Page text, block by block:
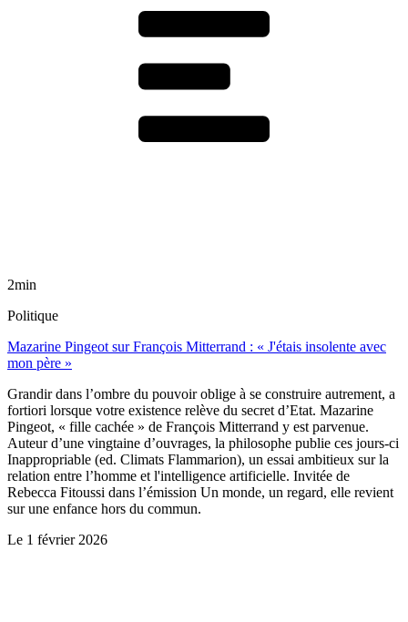
2min
Politique
Mazarine Pingeot sur François Mitterrand : « J'étais insolente avec
mon père »
Grandir dans l’ombre du pouvoir oblige à se construire autrement, a
fortiori lorsque votre existence relève du secret d’Etat. Mazarine
Pingeot, « fille cachée » de François Mitterrand y est parvenue.
Auteur d’une vingtaine d’ouvrages, la philosophe publie ces jours-ci
Inappropriable (ed. Climats Flammarion), un essai ambitieux sur la
relation entre l’homme et l'intelligence artificielle. Invitée de
Rebecca Fitoussi dans l’émission Un monde, un regard, elle revient
sur une enfance hors du commun.
Le 1 février 2026